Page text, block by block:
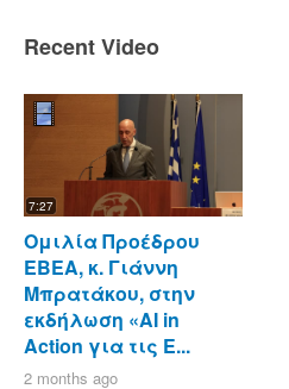
Recent Video
7:27
Ομιλία Προέδρου
ΕΒΕΑ, κ. Γιάννη
Μπρατάκου, στην
εκδήλωση «AI in
Action για τις Ε...
2 months ago